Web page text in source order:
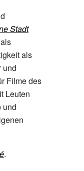
Stadt
als
und
Filme des
Leuten
und
.